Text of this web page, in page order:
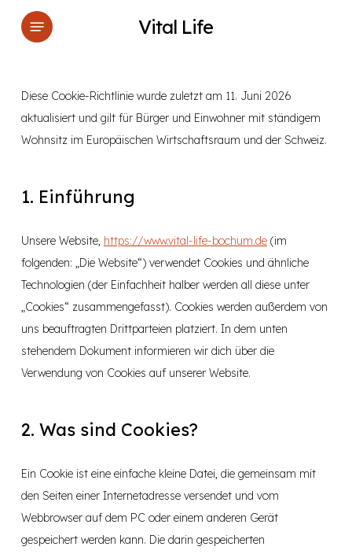
Skip
Vital Life
Menu
Diese Cookie-Richtlinie wurde zuletzt am 11. Juni 2026
aktualisiert und gilt für Bürger und Einwohner mit ständigem
Wohnsitz im Europäischen Wirtschaftsraum und der Schweiz.
1. Einführung
Unsere Website, https://www.vital-life-bochum.de(im
folgenden: „Die Website“) verwendet Cookies und ähnliche
Technologien (der Einfachheit halber werden all diese unter
„Cookies“ zusammengefasst). Cookies werden außerdem von
uns beauftragten Drittparteien platziert. In dem unten
stehendem Dokument informieren wir dich über die
Verwendung von Cookies auf unserer Website.
2. Was sind Cookies?
Ein Cookie ist eine einfache kleine Datei, die gemeinsam mit
den Seiten einer Internetadresse versendet und vom
Webbrowser auf dem PC oder einem anderen Gerät
gespeichert werden kann. Die darin gespeicherten